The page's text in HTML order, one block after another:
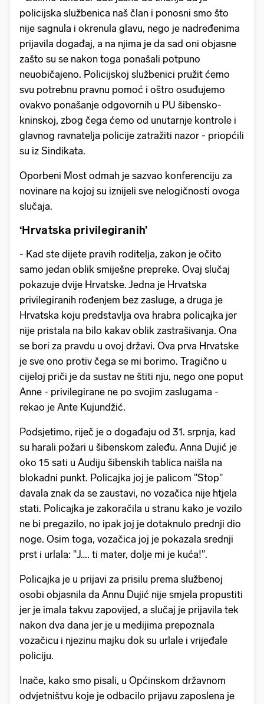
policijska službenica naš član i ponosni smo što
nije sagnula i okrenula glavu, nego je nadređenima
prijavila događaj, a na njima je da sad oni objasne
zašto su se nakon toga ponašali potpuno
neuobičajeno. Policijskoj službenici pružit ćemo
svu potrebnu pravnu pomoć i oštro osuđujemo
ovakvo ponašanje odgovornih u PU šibensko-
kninskoj, zbog čega ćemo od unutarnje kontrole i
glavnog ravnatelja policije zatražiti nazor - priopćili
su iz Sindikata.
Oporbeni Most odmah je sazvao konferenciju za
novinare na kojoj su iznijeli sve nelogičnosti ovoga
slučaja.
‘Hrvatska privilegiranih’
- Kad ste dijete pravih roditelja, zakon je očito
samo jedan oblik smiješne prepreke. Ovaj slučaj
pokazuje dvije Hrvatske. Jedna je Hrvatska
privilegiranih rođenjem bez zasluge, a druga je
Hrvatska koju predstavlja ova hrabra policajka jer
nije pristala na bilo kakav oblik zastrašivanja. Ona
se bori za pravdu u ovoj državi. Ova prva Hrvatske
je sve ono protiv čega se mi borimo. Tragično u
cijeloj priči je da sustav ne štiti nju, nego one poput
Anne - privilegirane ne po svojim zaslugama -
rekao je Ante Kujundžić.
Podsjetimo, riječ je o događaju od 31. srpnja, kad
su harali požari u šibenskom zaleđu. Anna Dujić je
oko 15 sati u Audiju šibenskih tablica naišla na
blokadni punkt. Policajka joj je palicom "Stop"
davala znak da se zaustavi, no vozačica nije htjela
stati. Policajka je zakoračila u stranu kako je vozilo
ne bi pregazilo, no ipak joj je dotaknulo prednji dio
noge. Osim toga, vozačica joj je pokazala srednji
prst i urlala: "J…. ti mater, dolje mi je kuća!".
Policajka je u prijavi za prisilu prema službenoj
osobi objasnila da Annu Dujić nije smjela propustiti
jer je imala takvu zapovijed, a slučaj je prijavila tek
nakon dva dana jer je u medijima prepoznala
vozačicu i njezinu majku dok su urlale i vrijeđale
policiju.
Inače, kako smo pisali, u Općinskom državnom
odvjetništvu koje je odbacilo prijavu zaposlena je